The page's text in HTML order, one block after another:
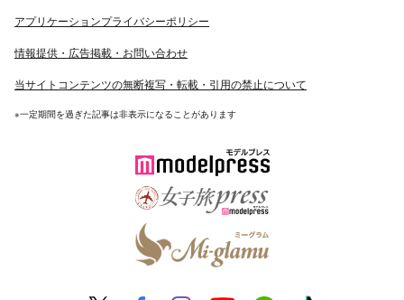
アプリケーションプライバシーポリシー
情報提供・広告掲載・お問い合わせ
当サイトコンテンツの無断複写・転載・引用の禁止について
※一定期間を過ぎた記事は非表示になることがあります